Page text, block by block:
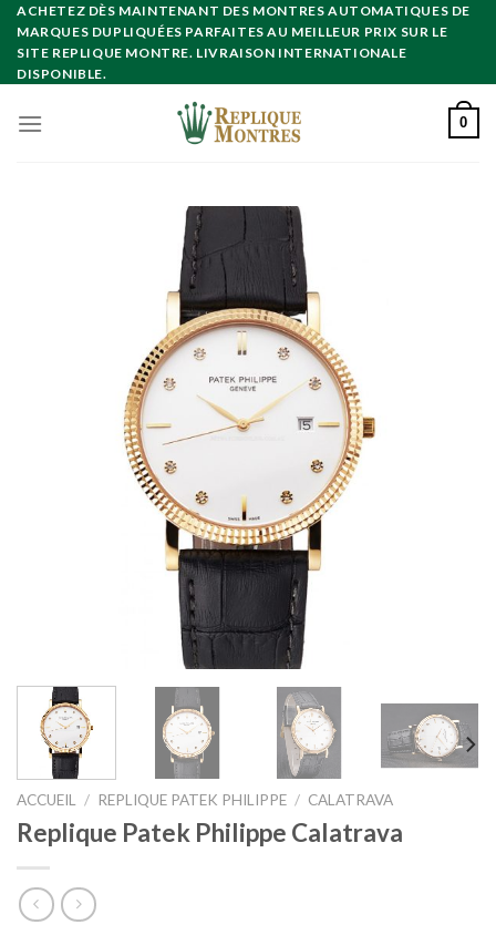
Skip
content
ACHETEZ DÈS MAINTENANT DES MONTRES AUTOMATIQUES DE
MARQUES DUPLIQUÉES PARFAITES AU MEILLEUR PRIX SUR LE
SITE REPLIQUE MONTRE. LIVRAISON INTERNATIONALE
DISPONIBLE.
0
ACCUEIL / REPLIQUE PATEK PHILIPPE / CALATRAVA
Replique Patek Philippe Calatrava